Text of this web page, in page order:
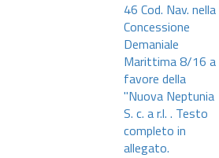
46 Cod. Nav. nella
Concessione
Demaniale
Marittima 8/16 a
favore della
"Nuova Neptunia
S. c. a r.l. . Testo
completo in
allegato.